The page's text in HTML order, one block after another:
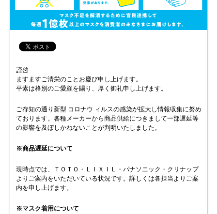
謹啓
ますますご清栄のことお慶び申し上げます。
平素は格別のご愛顧を賜り、厚く御礼申し上げます。
ご存知の通り新型 コロナウ ィルスの感染が拡大し情報収集に努め
ております。各種メーカーから商品供給につきまして一部遅延等
の影響を及ぼしかねないことが判明いたしました。
※商品遅延について
現時点では、ＴＯＴＯ・ＬＩＸＩＬ・パナソニック・クリナップ
よりご案内をいただいている状況です。詳しくは各担当よりご案
内を申し上げます。
※マスク着用について